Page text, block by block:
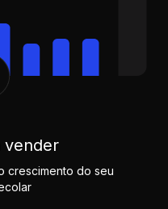
vender
crescimento do seu